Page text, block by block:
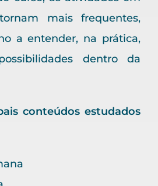
mais frequentes,
a entender, na prática,
dentro da
conteúdos estudados